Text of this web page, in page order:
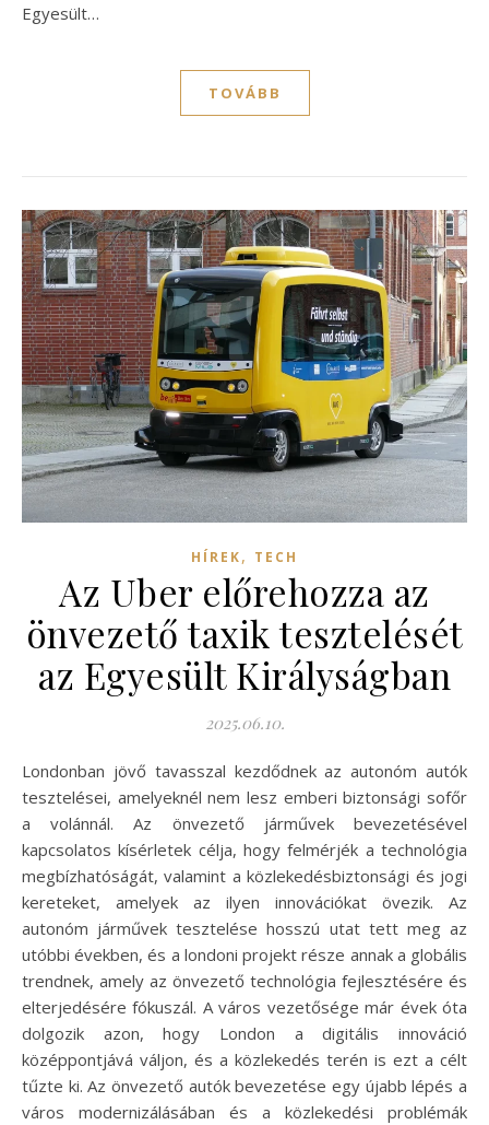
Egyesült…
TOVÁBB
HÍREK, TECH
Az Uber előrehozza az
önvezető taxik tesztelését
az Egyesült Királyságban
2025.06.10.
Londonban jövő tavasszal kezdődnek az autonóm autók
tesztelései, amelyeknél nem lesz emberi biztonsági sofőr
a volánnál. Az önvezető járművek bevezetésével
kapcsolatos kísérletek célja, hogy felmérjék a technológia
megbízhatóságát, valamint a közlekedésbiztonsági és jogi
kereteket, amelyek az ilyen innovációkat övezik. Az
autonóm járművek tesztelése hosszú utat tett meg az
utóbbi években, és a londoni projekt része annak a globális
trendnek, amely az önvezető technológia fejlesztésére és
elterjedésére fókuszál. A város vezetősége már évek óta
dolgozik azon, hogy London a digitális innováció
középpontjává váljon, és a közlekedés terén is ezt a célt
tűzte ki. Az önvezető autók bevezetése egy újabb lépés a
város modernizálásában és a közlekedési problémák